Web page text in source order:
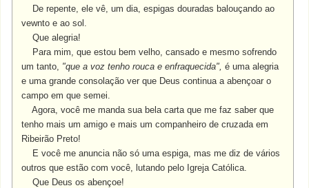
De repente, ele vê, um dia, espigas douradas balouçando ao
vewnto e ao sol.
Que alegria!
Para mim, que estou bem velho, cansado e mesmo sofrendo
um tanto, "que a voz tenho rouca e enfraquecida", é uma alegria
e uma grande consolação ver que Deus continua a abençoar o
campo em que semei.
Agora, você me manda sua bela carta que me faz saber que
tenho mais um amigo e mais um companheiro de cruzada em
Ribeirão Preto!
E você me anuncia não só uma espiga, mas me diz de vários
outros que estão com você, lutando pelo Igreja Católica.
Que Deus os abençoe!